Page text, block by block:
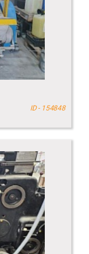
ID - 154848